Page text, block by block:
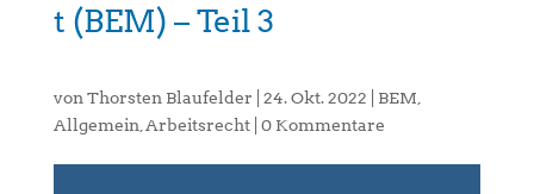
t (BEM) – Teil 3
von Thorsten Blaufelder 24. Okt. 2022 BEM
Allgemein Arbeitsrecht| 0 Kommentare